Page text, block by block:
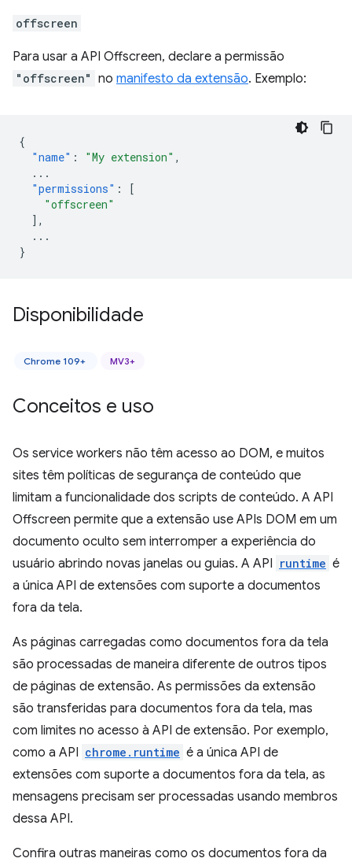
offscreen
Para usar a API Offscreen, declare a permissão
"offscreen" no manifesto da extensão. Exemplo:
{
"name" : "My extension" ,
...
"permissions" :
[
"offscreen"
],
...
}
Disponibilidade
Chrome 109+ MV3+
Conceitos e uso
Os service workers não têm acesso ao DOM, e muitos
sites têm políticas de segurança de conteúdo que
limitam a funcionalidade dos scripts de conteúdo. A API
Offscreen permite que a extensão use APIs DOM em um
documento oculto sem interromper a experiência do
usuário abrindo novas janelas ou guias. A API runtime é
a única API de extensões com suporte a documentos
fora da tela.
As páginas carregadas como documentos fora da tela
são processadas de maneira diferente de outros tipos
de páginas de extensão. As permissões da extensão
são transferidas para documentos fora da tela, mas
com limites no acesso à API de extensão. Por exemplo,
como a API chrome.runtime é a única API de
extensões com suporte a documentos fora da tela, as
mensagens precisam ser processadas usando membros
dessa API.
Confira outras maneiras como os documentos fora da